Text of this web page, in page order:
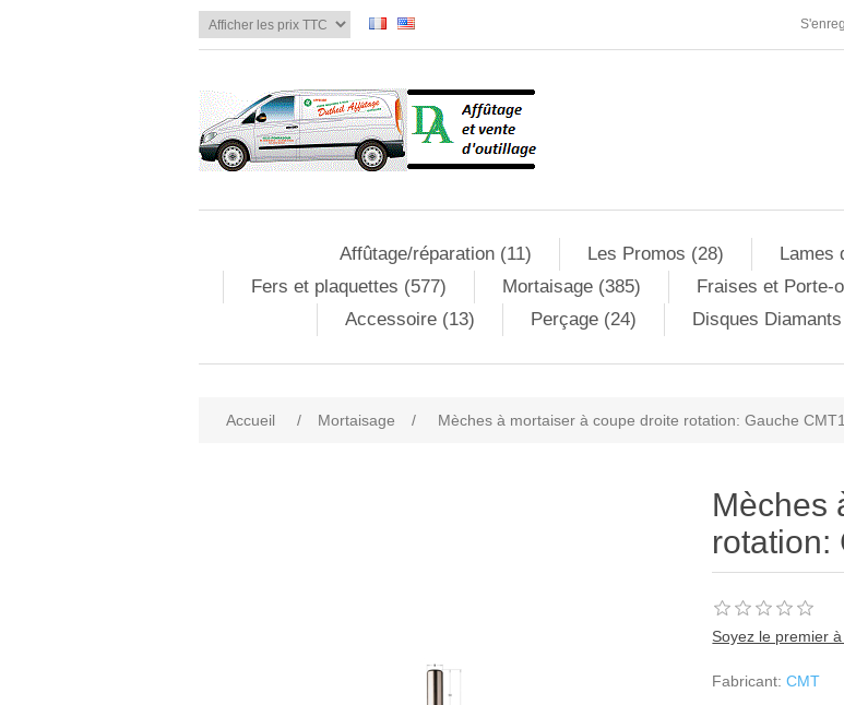
Affûtage/réparation (11) Les Promos (28) Lames
Fers et plaquettes (577)
Mortaisage (385) Fraises et Porte-
Accessoire (13)
Perçage (24) Disques
Accueil / Mortaisage / Mèches à mortaiser à coupe droite rotation: Gauche
Mèches
rotation:
Soyez le premier
Fabricant: CMT